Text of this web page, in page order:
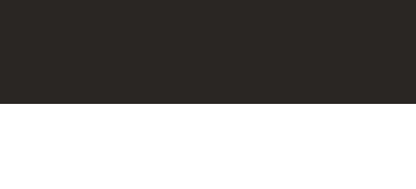
Explications sur l’accessibilité